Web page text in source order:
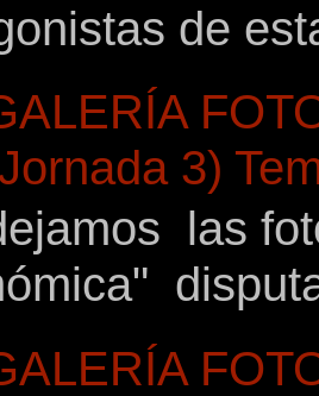
de
3)
las